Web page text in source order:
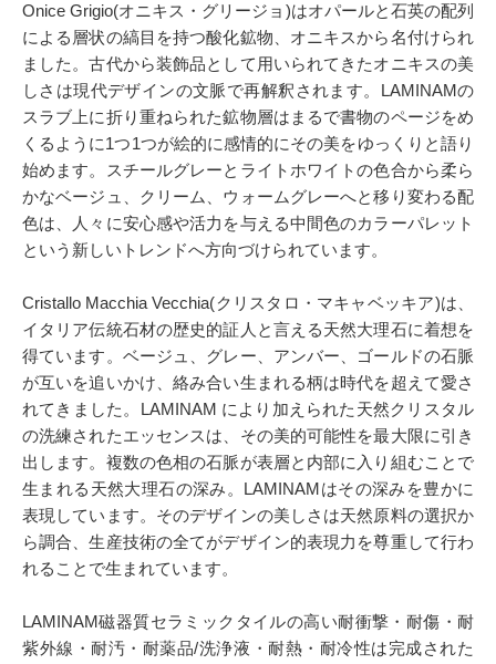
Onice Grigio(オニキス・グリージョ)はオパールと石英の配列
による層状の縞目を持つ酸化鉱物、オニキスから名付けられ
ました。古代から装飾品として用いられてきたオニキスの美
しさは現代デザインの文脈で再解釈されます。LAMINAMの
スラブ上に折り重ねられた鉱物層はまるで書物のページをめ
くるように1つ1つが絵的に感情的にその美をゆっくりと語り
始めます。スチールグレーとライトホワイトの色合から柔ら
かなベージュ、クリーム、ウォームグレーへと移り変わる配
色は、人々に安心感や活力を与える中間色のカラーパレット
という新しいトレンドへ方向づけられています。
Cristallo Macchia Vecchia(クリスタロ・マキャベッキア)は、
イタリア伝統石材の歴史的証人と言える天然大理石に着想を
得ています。ベージュ、グレー、アンバー、ゴールドの石脈
が互いを追いかけ、絡み合い生まれる柄は時代を超えて愛さ
れてきました。LAMINAM により加えられた天然クリスタル
の洗練されたエッセンスは、その美的可能性を最大限に引き
出します。複数の色相の石脈が表層と内部に入り組むことで
生まれる天然大理石の深み。LAMINAMはその深みを豊かに
表現しています。そのデザインの美しさは天然原料の選択か
ら調合、生産技術の全てがデザイン的表現力を尊重して行わ
れることで生まれています。
LAMINAM磁器質セラミックタイルの高い耐衝撃・耐傷・耐
紫外線・耐汚・耐薬品/洗浄液・耐熱・耐冷性は完成された